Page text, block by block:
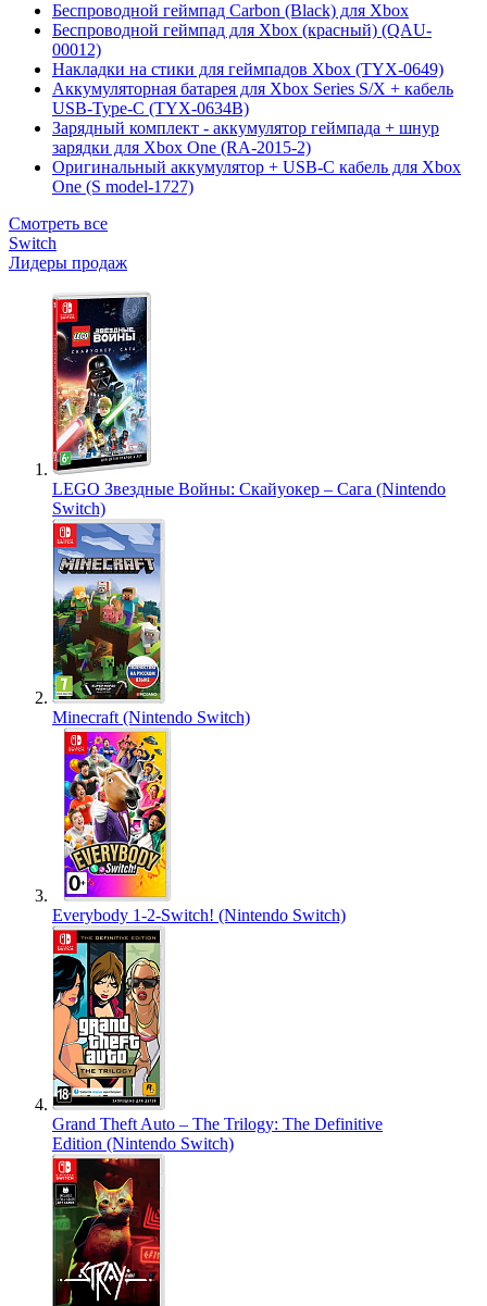
Беспроводной геймпад Carbon (Black) для Xbox
Беспроводной геймпад для Xbox (красный) (QAU-
00012)
Накладки на стики для геймпадов Xbox (TYX-0649)
Аккумуляторная батарея для Xbox Series S/X + кабель
USB-Type-C (TYX-0634B)
Зарядный комплект - аккумулятор геймпада + шнур
зарядки для Xbox One (RA-2015-2)
Оригинальный аккумулятор + USB-C кабель для Xbox
One (S model-1727)
Смотреть все
Switch
Лидеры продаж
LEGO Звездные Войны: Скайуокер – Сага (Nintendo
Switch)
Minecraft (Nintendo Switch)
Everybody 1-2-Switch! (Nintendo Switch)
Grand Theft Auto – The Trilogy: The Definitive
Edition (Nintendo Switch)